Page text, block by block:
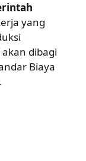
yang
dibagi
Biaya